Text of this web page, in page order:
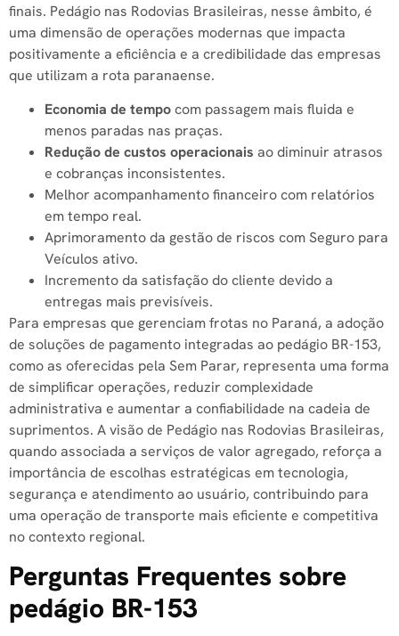
finais. Pedágio nas Rodovias Brasileiras, nesse âmbito, é
uma dimensão de operações modernas que impacta
positivamente a eficiência e a credibilidade das empresas
que utilizam a rota paranaense.
Economia de tempocom passagem mais fluida e
menos paradas nas praças.
Redução de custos operacionais ao diminuir atrasos
e cobranças inconsistentes.
Melhor acompanhamento financeiro com relatórios
em tempo real.
Aprimoramento da gestão de riscos com Seguro para
Veículos ativo.
Incremento da satisfação do cliente devido a
entregas mais previsíveis.
Para empresas que gerenciam frotas no Paraná, a adoção
de soluções de pagamento integradas ao pedágio BR-153,
como as oferecidas pela Sem Parar, representa uma forma
de simplificar operações, reduzir complexidade
administrativa e aumentar a confiabilidade na cadeia de
suprimentos. A visão de Pedágio nas Rodovias Brasileiras,
quando associada a serviços de valor agregado, reforça a
importância de escolhas estratégicas em tecnologia,
segurança e atendimento ao usuário, contribuindo para
uma operação de transporte mais eficiente e competitiva
no contexto regional.
Perguntas Frequentes sobre
pedágio BR-153